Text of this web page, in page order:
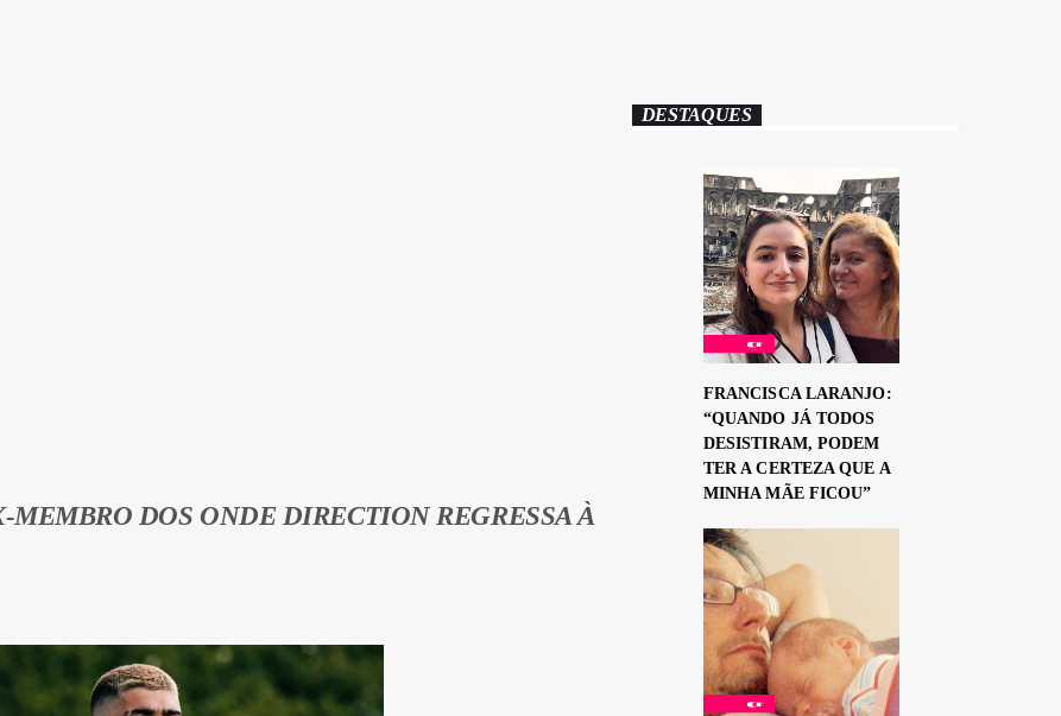
MEMBRO DOS ONDE DIRECTION REGRESSA À
DESTAQUES
FRANCISCA LARANJO:
“QUANDO JÁ TODOS
DESISTIRAM, PODEM
TER A CERTEZA QUE A
MINHA MÃE FICOU”